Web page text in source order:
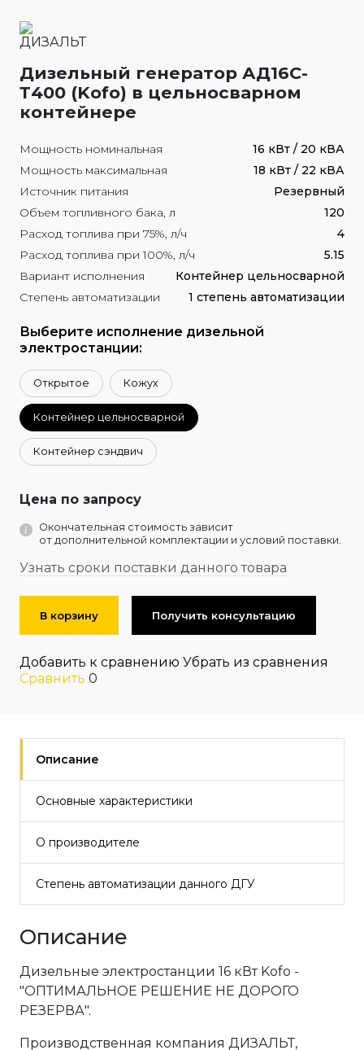
Дизельный генератор АД16С-
Т400 (Kofo) в цельносварном
контейнере
Мощность номинальная
16 кВт / 20 кВА
Мощность максимальная
18 кВт / 22 кВА
Источник питания
Резервный
Объем топливного бака, л
120
Расход топлива при 75%, л/ч
4
Расход топлива при 100%, л/ч
5.15
Вариант исполнения
Контейнер цельносварной
Степень автоматизации
1 степень автоматизации
Выберите исполнение дизельной
электростанции:
Открытое Кожух
Контейнер цельносварной
Контейнер сэндвич
Цена по запросу
Окончательная стоимость зависит
от дополнительной комплектации и условий поставки.
Узнать сроки поставки данного товара
В корзину Получить консультацию
Добавить к сравнению Убрать из сравнения
Сравнить 0
Описание
Основные характеристики
О производителе
Степень автоматизации данного ДГУ
Описание
Дизельные электростанции 16 кВт Kofo -
"ОПТИМАЛЬНОЕ РЕШЕНИЕ НЕ ДОРОГО
РЕЗЕРВА".
Производственная компания ДИЗАЛЬТ,